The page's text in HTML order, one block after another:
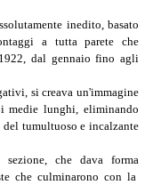
inedito, basato
a tutta parete che
dal gennaio fino agli
si creava un'immagine
medie lunghi, eliminando
tumultuoso e incalzante
che dava forma
che culminarono con la